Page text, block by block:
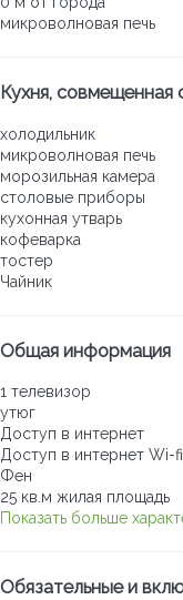
микроволновая печь
Кухня, совмещенная
холодильник
микроволновая печь
морозильная камера
столовые приборы
кухонная утварь
кофеварка
тостер
Чайник
Общая информация
1 телевизор
утюг
Доступ в интернет
Доступ в интернет Wi-fi
Фен
25 кв.м жилая площадь
Показать больше
Обязательные и